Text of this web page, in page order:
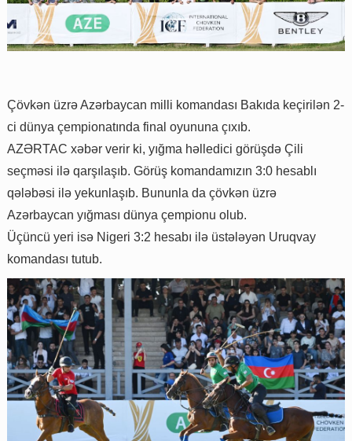
Çövkən üzrə Azərbaycan milli komandası Bakıda keçirilən 2-
ci dünya çempionatında final oyununa çıxıb.
AZƏRTAC xəbər verir ki, yığma həlledici görüşdə Çili
seçməsi ilə qarşılaşıb. Görüş komandamızın 3:0 hesablı
qələbəsi ilə yekunlaşıb. Bununla da çövkən üzrə
Azərbaycan yığması dünya çempionu olub.
Üçüncü yeri isə Nigeri 3:2 hesabı ilə üstələyən Uruqvay
komandası tutub.